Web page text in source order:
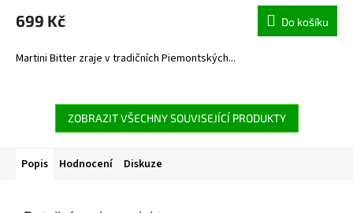
699 Kč Do košíku
Martini Bitter zraje v tradičních Piemontských...
ZOBRAZIT VŠECHNY SOUVISEJÍCÍ PRODUKTY
Popis Hodnocení Diskuze